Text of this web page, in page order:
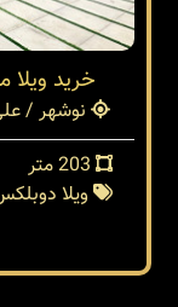
خريد
نوشهر /
ویلا